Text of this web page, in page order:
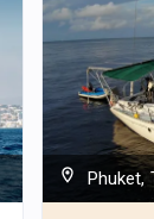
Phuket,